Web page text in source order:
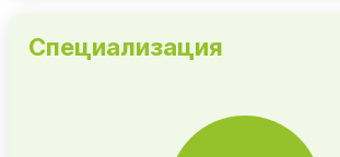
Специализация